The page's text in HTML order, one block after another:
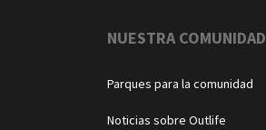
NUESTRA COMUNIDAD
Parques para la comunidad
Noticias sobre Outlife